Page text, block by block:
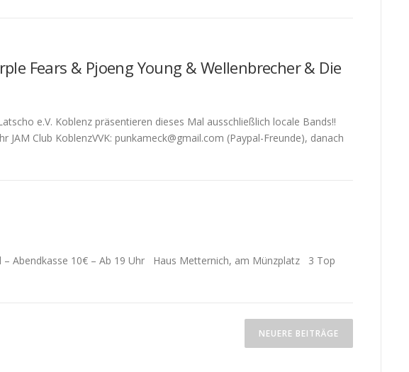
Fears & Pjoeng Young & Wellenbrecher & Die
e.V. Koblenz präsentieren dieses Mal ausschließlich locale Bands!!
JAM Club KoblenzVVK: punkameck@gmail.com (Paypal-Freunde), danach
– Abendkasse 10€ – Ab 19 Uhr Haus Metternich, am Münzplatz 3 Top
NEUERE BEITRÄGE